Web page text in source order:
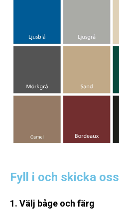
Fyll i och skicka
1. Välj båge och färg